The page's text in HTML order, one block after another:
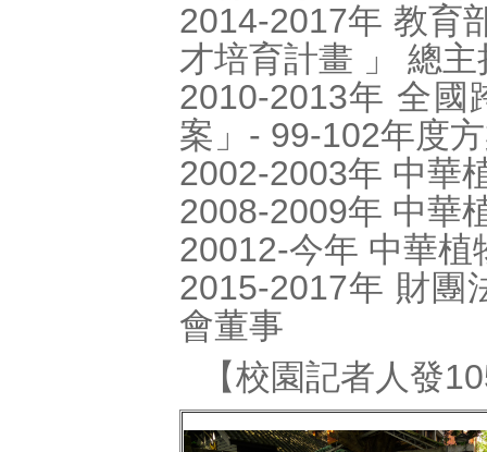
2014-2017年 教育
才培育計畫 」 總主
2010-2013年 全國
案」- 99-102年度
2002-2003年 中華
2008-2009年 中華
20012-今年 中華
2015-2017年 財團
會董事
【校園記者人發